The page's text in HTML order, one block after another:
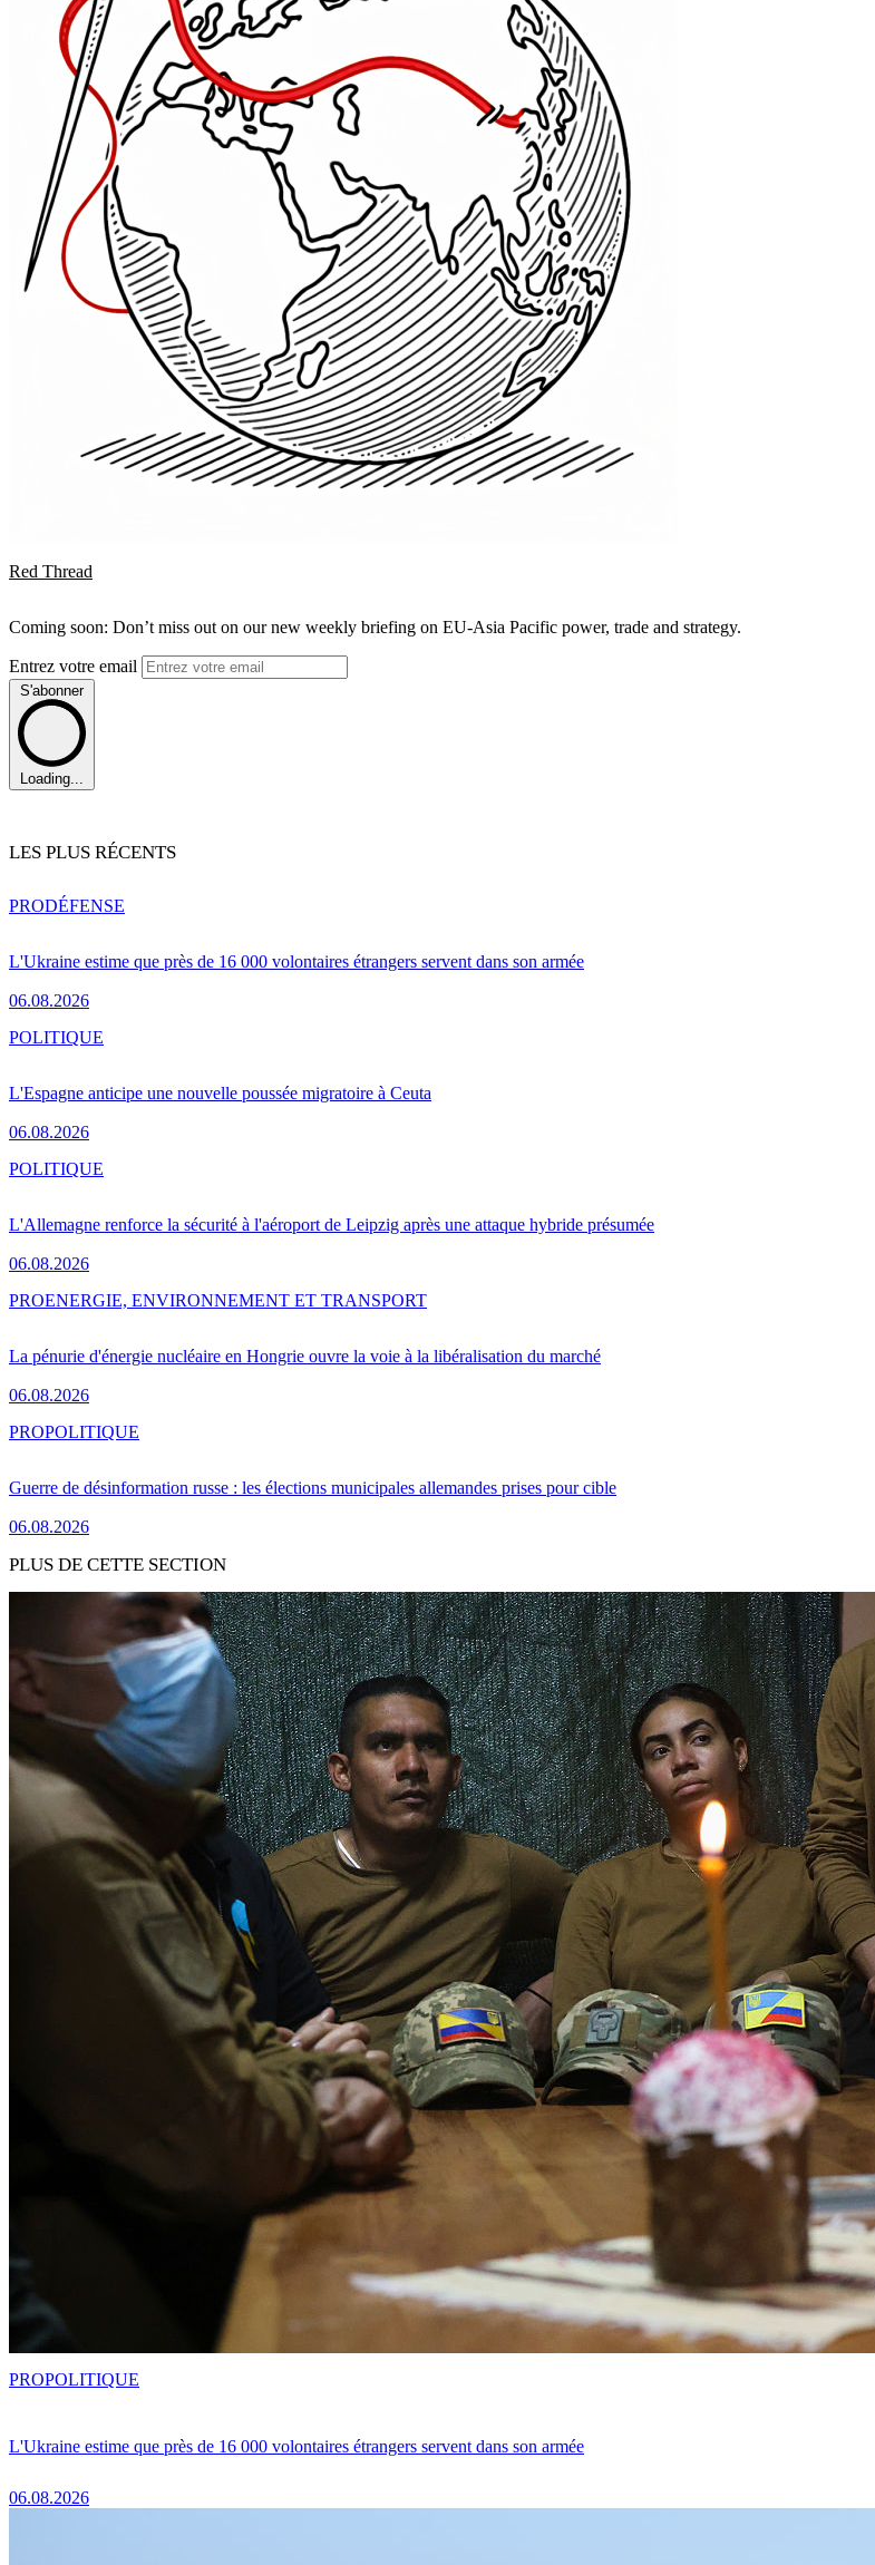
Red Thread
Coming soon: Don’t miss out on our new weekly briefing on EU-Asia Pacific power, trade and strategy.
Entrez votre email
S'abonner
Loading...
LES PLUS RÉCENTS
L'Ukraine estime que près de 16 000 volontaires étrangers servent dans son armée
06.08.2026
PRODÉFENSE
L'Espagne anticipe une nouvelle poussée migratoire à Ceuta
06.08.2026
POLITIQUE
L'Allemagne renforce la sécurité à l'aéroport de Leipzig après une attaque hybride présumée
06.08.2026
POLITIQUE
La pénurie d'énergie nucléaire en Hongrie ouvre la voie à la libéralisation du marché
06.08.2026
PROENERGIE, ENVIRONNEMENT ET TRANSPORT
Guerre de désinformation russe : les élections municipales allemandes prises pour cible
06.08.2026
PROPOLITIQUE
PLUS DE CETTE SECTION
L'Ukraine estime que près de 16 000 volontaires étrangers servent dans son armée
06.08.2026
PROPOLITIQUE